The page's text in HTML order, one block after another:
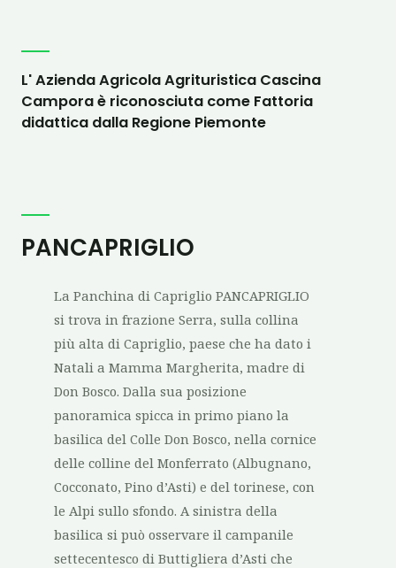
L' Azienda Agricola Agrituristica Cascina
Campora è riconosciuta come Fattoria
didattica dalla Regione Piemonte
PANCAPRIGLIO
La Panchina di Capriglio PANCAPRIGLIO
si trova in frazione Serra, sulla collina
più alta di Capriglio, paese che ha dato i
Natali a Mamma Margherita, madre di
Don Bosco. Dalla sua posizione
panoramica spicca in primo piano la
basilica del Colle Don Bosco, nella cornice
delle colline del Monferrato (Albugnano,
Cocconato, Pino d’Asti) e del torinese, con
le Alpi sullo sfondo. A sinistra della
basilica si può osservare il campanile
settecentesco di Buttigliera d’Asti che